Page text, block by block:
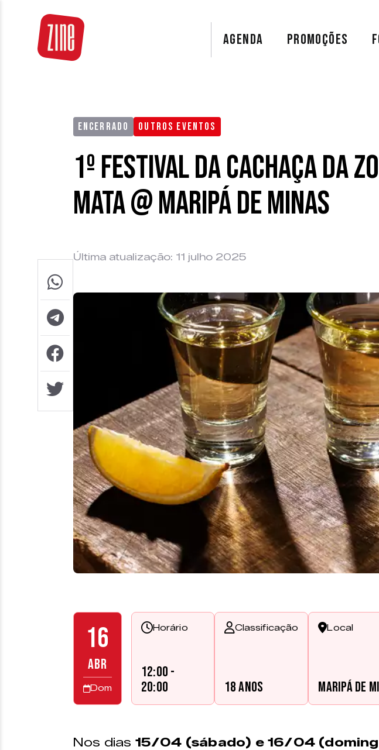
AGENDA PROMOÇÕES
ENCERRADO OUTROS EVENTOS
1º Festival da Cachaça da
Mata @ Maripá de Minas
Última atualização: 11 julho 2025
16
ABR
Dom
Horário
12:00 -
20:00
Classificação
18 anos
Local
Maripá de
Nos dias 15/04 (sábado) e 16/04